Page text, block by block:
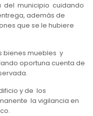
del municipio cuidando
además de
que se le hubiere
bienes muebles y
oportuna cuenta de
y de los
la vigilancia en